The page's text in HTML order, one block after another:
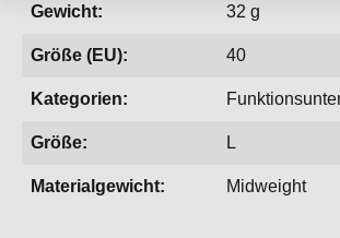
Gewicht: 32 g
Größe (EU): 40
Kategorien:
Größe: L
Materialgewicht: Midweight